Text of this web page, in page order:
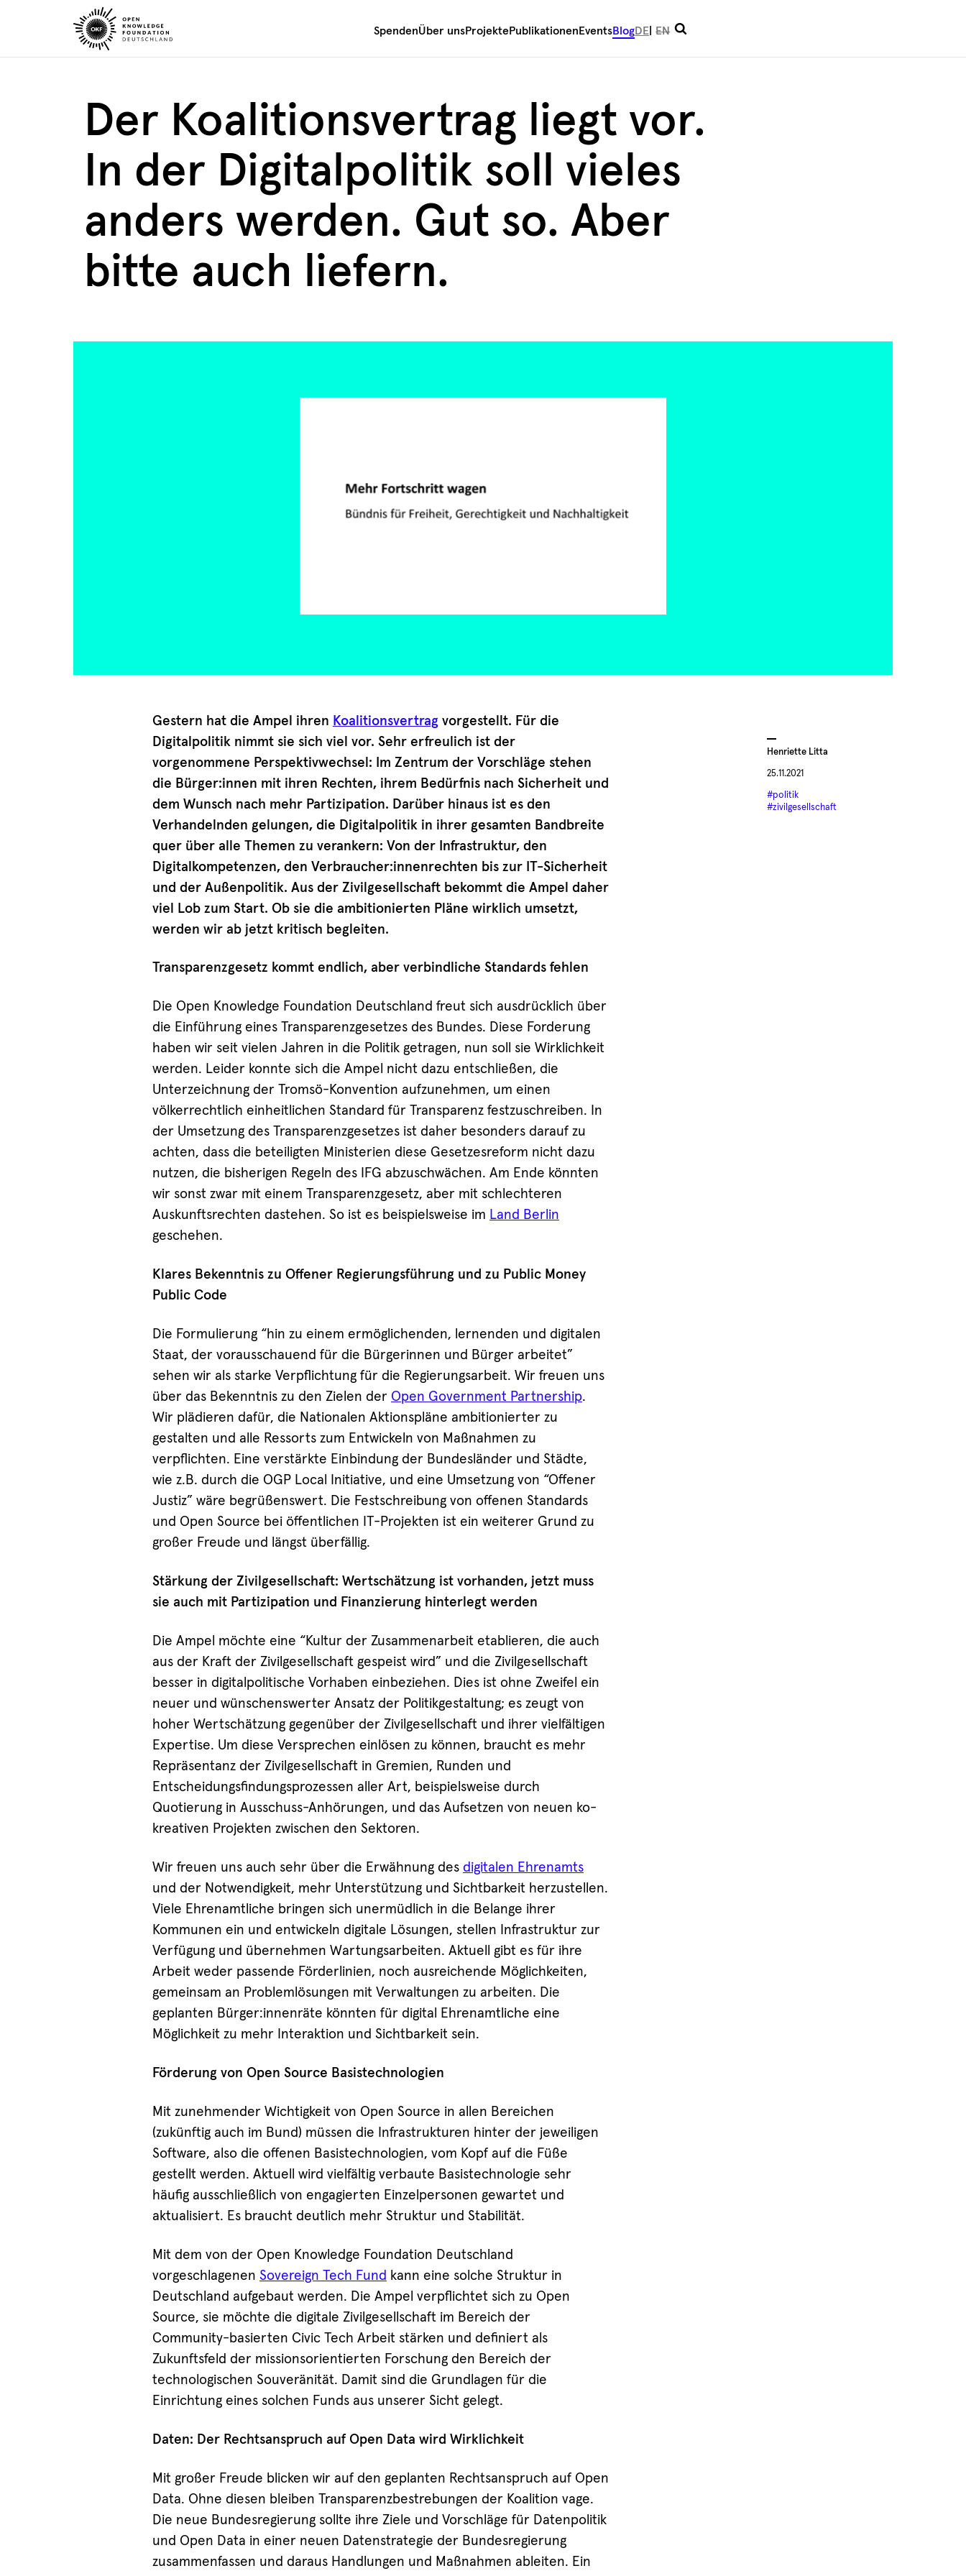
Skip
to
SpendenÜber unsProjektePublikationen EventsBlogDE EN
Suche
Der Koalitionsvertrag liegt vor.
In der Digitalpolitik soll vieles
anders werden. Gut so. Aber
bitte auch liefern.
Henriette Litta
25.11.2021
#politik
#zivilgesellschaft
Gestern hat die Ampel ihren Koalitionsvertrag vorgestellt. Für die
Digitalpolitik nimmt sie sich viel vor. Sehr erfreulich ist der
vorgenommene Perspektivwechsel: Im Zentrum der Vorschläge stehen
die Bürger:innen mit ihren Rechten, ihrem Bedürfnis nach Sicherheit und
dem Wunsch nach mehr Partizipation. Darüber hinaus ist es den
Verhandelnden gelungen, die Digitalpolitik in ihrer gesamten Bandbreite
quer über alle Themen zu verankern: Von der Infrastruktur, den
Digitalkompetenzen, den Verbraucher:innenrechten bis zur IT-Sicherheit
und der Außenpolitik. Aus der Zivilgesellschaft bekommt die Ampel daher
viel Lob zum Start. Ob sie die ambitionierten Pläne wirklich umsetzt,
werden wir ab jetzt kritisch begleiten.
Transparenzgesetz kommt endlich, aber verbindliche Standards fehlen
Die Open Knowledge Foundation Deutschland freut sich ausdrücklich über
die Einführung eines Transparenzgesetzes des Bundes. Diese Forderung
haben wir seit vielen Jahren in die Politik getragen, nun soll sie Wirklichkeit
werden. Leider konnte sich die Ampel nicht dazu entschließen, die
Unterzeichnung der Tromsö-Konvention aufzunehmen, um einen
völkerrechtlich einheitlichen Standard für Transparenz festzuschreiben. In
der Umsetzung des Transparenzgesetzes ist daher besonders darauf zu
achten, dass die beteiligten Ministerien diese Gesetzesreform nicht dazu
nutzen, die bisherigen Regeln des IFG abzuschwächen. Am Ende könnten
wir sonst zwar mit einem Transparenzgesetz, aber mit schlechteren
Auskunftsrechten dastehen. So ist es beispielsweise im Land Berlin
geschehen.
Klares Bekenntnis zu Offener Regierungsführung und zu Public Money
Public Code
Die Formulierung “hin zu einem ermöglichenden, lernenden und digitalen
Staat, der vorausschauend für die Bürgerinnen und Bürger arbeitet”
sehen wir als starke Verpflichtung für die Regierungsarbeit. Wir freuen uns
über das Bekenntnis zu den Zielen der Open Government Partnership.
Wir plädieren dafür, die Nationalen Aktionspläne ambitionierter zu
gestalten und alle Ressorts zum Entwickeln von Maßnahmen zu
verpflichten. Eine verstärkte Einbindung der Bundesländer und Städte,
wie z.B. durch die OGP Local Initiative, und eine Umsetzung von “Offener
Justiz” wäre begrüßenswert. Die Festschreibung von offenen Standards
und Open Source bei öffentlichen IT-Projekten ist ein weiterer Grund zu
großer Freude und längst überfällig.
Stärkung der Zivilgesellschaft: Wertschätzung ist vorhanden, jetzt muss
sie auch mit Partizipation und Finanzierung hinterlegt werden
Die Ampel möchte eine “Kultur der Zusammenarbeit etablieren, die auch
aus der Kraft der Zivilgesellschaft gespeist wird” und die Zivilgesellschaft
besser in digitalpolitische Vorhaben einbeziehen. Dies ist ohne Zweifel ein
neuer und wünschenswerter Ansatz der Politikgestaltung; es zeugt von
hoher Wertschätzung gegenüber der Zivilgesellschaft und ihrer vielfältigen
Expertise. Um diese Versprechen einlösen zu können, braucht es mehr
Repräsentanz der Zivilgesellschaft in Gremien, Runden und
Entscheidungsfindungsprozessen aller Art, beispielsweise durch
Quotierung in Ausschuss-Anhörungen, und das Aufsetzen von neuen ko-
kreativen Projekten zwischen den Sektoren.
Wir freuen uns auch sehr über die Erwähnung des digitalen Ehrenamts
und der Notwendigkeit, mehr Unterstützung und Sichtbarkeit herzustellen.
Viele Ehrenamtliche bringen sich unermüdlich in die Belange ihrer
Kommunen ein und entwickeln digitale Lösungen, stellen Infrastruktur zur
Verfügung und übernehmen Wartungsarbeiten. Aktuell gibt es für ihre
Arbeit weder passende Förderlinien, noch ausreichende Möglichkeiten,
gemeinsam an Problemlösungen mit Verwaltungen zu arbeiten. Die
geplanten Bürger:innenräte könnten für digital Ehrenamtliche eine
Möglichkeit zu mehr Interaktion und Sichtbarkeit sein.
Förderung von Open Source Basistechnologien
Mit zunehmender Wichtigkeit von Open Source in allen Bereichen
(zukünftig auch im Bund) müssen die Infrastrukturen hinter der jeweiligen
Software, also die offenen Basistechnologien, vom Kopf auf die Füße
gestellt werden. Aktuell wird vielfältig verbaute Basistechnologie sehr
häufig ausschließlich von engagierten Einzelpersonen gewartet und
aktualisiert. Es braucht deutlich mehr Struktur und Stabilität.
Mit dem von der Open Knowledge Foundation Deutschland
vorgeschlagenen Sovereign Tech Fund kann eine solche Struktur in
Deutschland aufgebaut werden. Die Ampel verpflichtet sich zu Open
Source, sie möchte die digitale Zivilgesellschaft im Bereich der
Community-basierten Civic Tech Arbeit stärken und definiert als
Zukunftsfeld der missionsorientierten Forschung den Bereich der
technologischen Souveränität. Damit sind die Grundlagen für die
Einrichtung eines solchen Funds aus unserer Sicht gelegt.
Daten: Der Rechtsanspruch auf Open Data wird Wirklichkeit
Mit großer Freude blicken wir auf den geplanten Rechtsanspruch auf Open
Data. Ohne diesen bleiben Transparenzbestrebungen der Koalition vage.
Die neue Bundesregierung sollte ihre Ziele und Vorschläge für Datenpolitik
und Open Data in einer neuen Datenstrategie der Bundesregierung
zusammenfassen und daraus Handlungen und Maßnahmen ableiten. Ein